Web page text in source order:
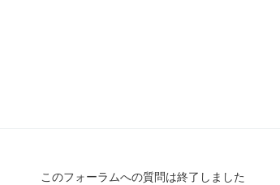
このフォーラムへの質問は終了しました